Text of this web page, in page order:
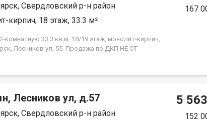
Свердловский р-н район
кирпич, 18 этаж, 33.3 м²
комнатную 33.3 кв.м. 18/19 этаж, монолит-кирпич,
Лесников ул, 55. Продажа по ДКП НЕ ОТ
167
Лесников ул, д.57
Свердловский р-н район
5
152